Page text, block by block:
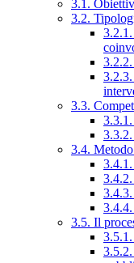
3.1.
3.2.
3.3.
3.4.
3.5. Il